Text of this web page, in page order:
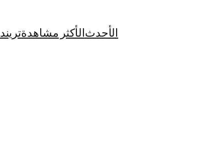
الأحدثالأكثر مشاهدةتريند